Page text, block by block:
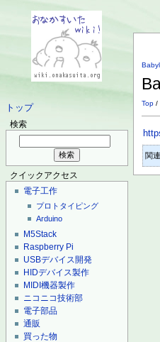
トップ
検索
クイックアクセス
電子工作
プロトタイピング
Arduino
M5Stack
Raspberry Pi
USBデバイス開発
HIDデバイス製作
MIDI機器製作
ニコニコ技術部
電子部品
通販
買った物
Top /
関